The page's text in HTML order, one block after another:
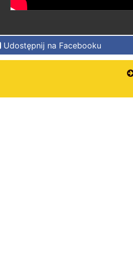
Udostępnij na Facebooku